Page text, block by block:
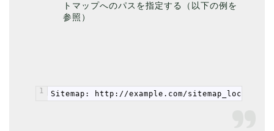
トマップへのパスを指定する（以下の例を
参照）
1 Sitemap: http://example.com/